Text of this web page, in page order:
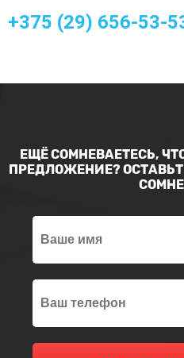
+375 (29) 656-53-
ЕЩЁ СОМНЕВАЕТЕСЬ,
ПРЕДЛОЖЕНИЕ?